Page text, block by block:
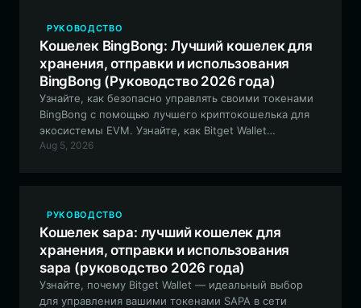
РУКОВОДСТВО
Кошелек BingBong: Лучший кошелек для
хранения, отправки и использования
BingBong (Руководство 2026 года)
Узнайте, как безопасно управлять своими токенами
BingBong с помощью лучшего криптокошелька для
экосистемы EVM. Узнайте, как Bitget Wallet
предоставляет необходимые функции для навигации
Aug 5, 2026
РУКОВОДСТВО
Кошелек sapa: лучший кошелек для
хранения, отправки и использования
sapa (руководство 2026 года)
Узнайте, почему Bitget Wallet — идеальный выбор
для управления вашими токенами SAPA в сети